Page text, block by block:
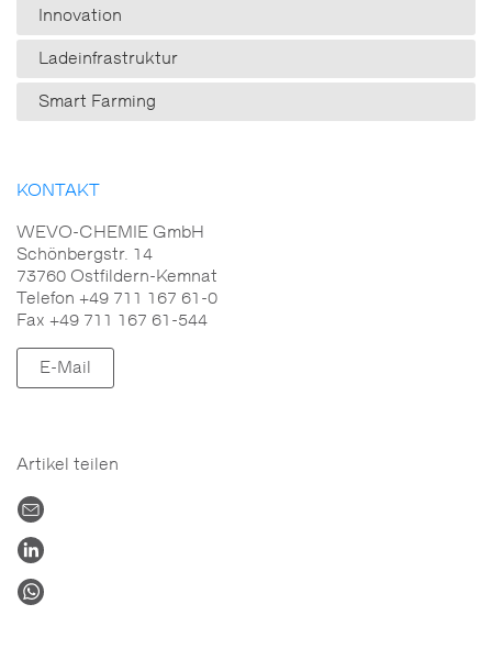
Innovation
Ladeinfrastruktur
Smart Farming
KONTAKT
WEVO-CHEMIE GmbH
Schönbergstr. 14
73760 Ostfildern-Kemnat
Telefon +49 711 167 61-0
Fax +49 711 167 61-544
E-Mail
Artikel teilen